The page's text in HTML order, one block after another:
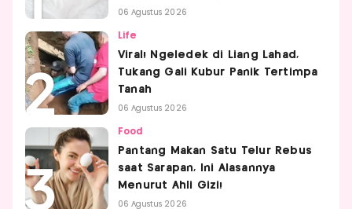
06 Agustus 2026
Life
Viral! Ngeledek di Liang Lahad,
Tukang Gali Kubur Panik Tertimpa
Tanah
06 Agustus 2026
Food
Pantang Makan Satu Telur Rebus
saat Sarapan, Ini Alasannya
Menurut Ahli Gizi!
06 Agustus 2026